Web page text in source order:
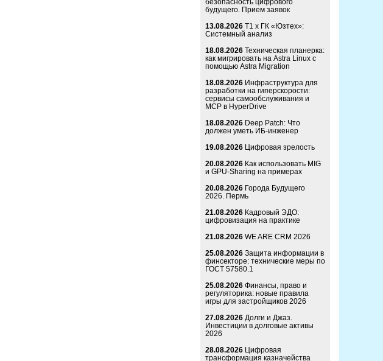
безопасность цифрового
будущего. Прием заявок
13.08.2026 Т1 x ГК «Юзтех»:
Системный анализ
18.08.2026 Техническая планерка:
как мигрировать на Astra Linux с
помощью Astra Migration
18.08.2026 Инфраструктура для
разработки на гиперскорости:
сервисы самообслуживания и
MCP в HyperDrive
18.08.2026 Deep Patch: Что
должен уметь ИБ-инженер
19.08.2026 Цифровая зрелость
20.08.2026 Как использовать MIG
и GPU-Sharing на примерах
20.08.2026 Города Будущего
2026. Пермь
21.08.2026 Кадровый ЭДО:
цифровизация на практике
21.08.2026 WE ARE CRM 2026
25.08.2026 Защита информации в
финсекторе: технические меры по
ГОСТ 57580.1
25.08.2026 Финансы, право и
регуляторика: новые правила
игры для застройщиков 2026
27.08.2026 Долги и Джаз.
Инвестиции в долговые активы
2026
28.08.2026 Цифровая
трансформация казначейства